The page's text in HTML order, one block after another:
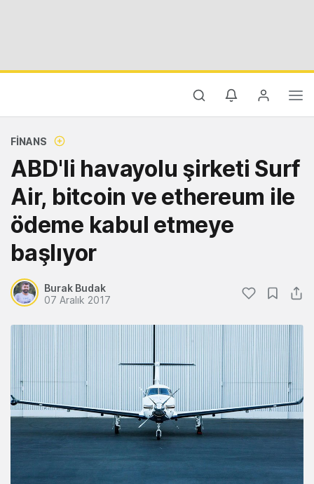
FINANS
ABD'li havayolu şirketi Surf
Air, bitcoin ve ethereum ile
ödeme kabul etmeye
başlıyor
Burak Budak
07 Aralık 2017